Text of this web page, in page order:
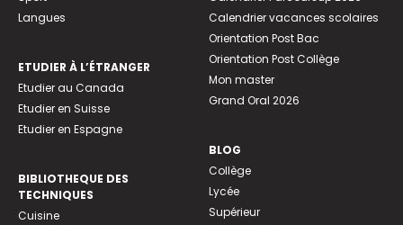
Langues
ETUDIER À L’ÉTRANGER
Etudier au Canada
Etudier en Suisse
Etudier en Espagne
BIBLIOTHEQUE DES
TECHNIQUES
Cuisine
Calendrier vacances scolaires
Orientation Post Bac
Orientation Post Collège
Mon master
Grand Oral 2026
BLOG
Collège
Lycée
Supérieur